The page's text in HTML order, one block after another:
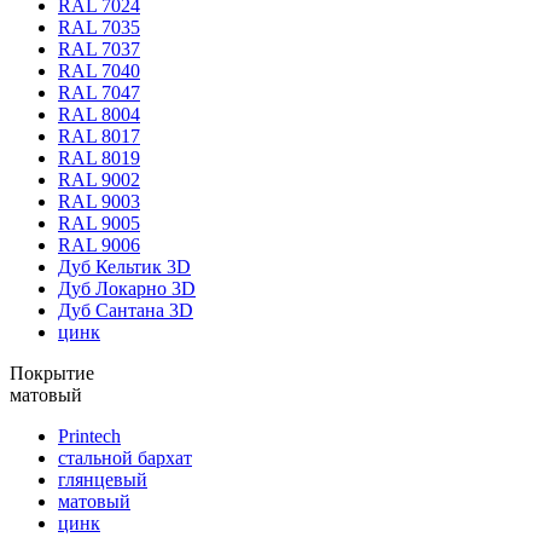
RAL 7024
RAL 7035
RAL 7037
RAL 7040
RAL 7047
RAL 8004
RAL 8017
RAL 8019
RAL 9002
RAL 9003
RAL 9005
RAL 9006
Дуб Кельтик 3D
Дуб Локарно 3D
Дуб Сантана 3D
цинк
Покрытие
матовый
Printech
стальной бархат
глянцевый
матовый
цинк